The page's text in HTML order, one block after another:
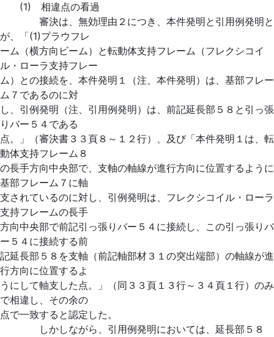
(1) 相違点の看過
審決は、無効理由２につき、本件発明と引用例発明と
が、「(1)プラウフレ
ーム（横方向ビーム）と転動体支持フレーム（フレクシコイ
ル・ローラ支持フレー
ム）との接続を、本件発明１（注、本件発明）は、基部フレー
ム７であるのに対
し、引例発明（注、引用例発明）は、前記延長部５８と引っ張
りバー５４である
点。」（審決書３３頁８～１２行）、及び「本件発明１は、転
動体支持フレーム８
の長手方向中央部で、支軸の軸線が進行方向に位置するように
基部フレーム７に軸
支されているのに対し、引例発明は、フレクシコイル・ローラ
支持フレームの長手
方向中央部で前記引っ張りバー５４に接続し、この引っ張りバ
ー５４に接続する前
記延長部５８を支軸（前記軸部材３１の突出端部）の軸線が進
行方向に位置するよ
うにして軸支した点。」（同３３頁１３行～３４頁１行）のみ
で相違し、その余の
点で一致すると認定した。
しかしながら、引用例発明においては、延長部５８